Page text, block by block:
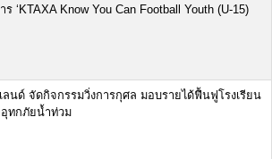
‘KTAXA Know You Can Football Youth (U-15)
ลนด์ จัดกิจกรรมวิ่งการกุศล มอบรายได้ฟื้นฟูโรงเรียน
ทกภัยน้ำท่วม